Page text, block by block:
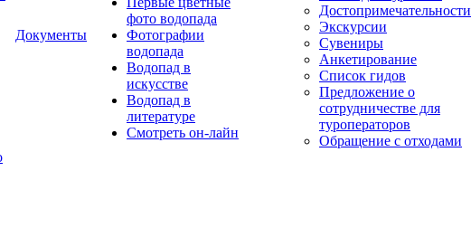
Документы
фото водопада
Фотографии
водопада
Водопад в
искусстве
Водопад в
литературе
Смотреть он-лайн
Достопримечательности
Экскурсии
Сувениры
Анкетирование
Список гидов
Предложение о
сотрудничестве для
туроператоров
Обращение с отходами